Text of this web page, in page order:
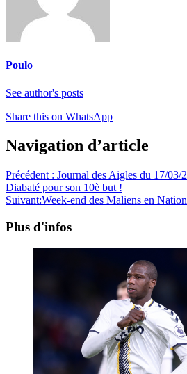
Poulo
See author's posts
Share this on WhatsApp
Navigation d’article
Précédent : Journal des Aigles du 17/
Diabaté pour son 10è but !
Suivant:Week-end des Maliens en
Plus d'infos